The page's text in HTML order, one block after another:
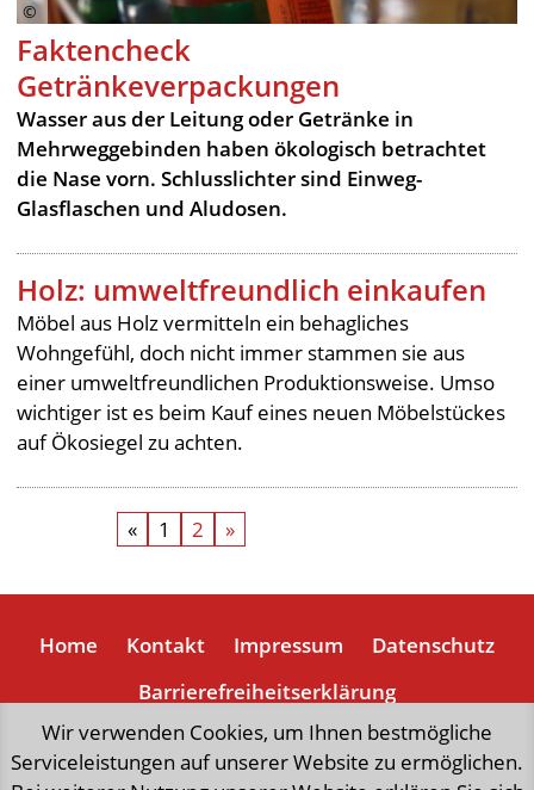
Faktencheck
Getränkeverpackungen
Wasser aus der Leitung oder Getränke in
Mehrweggebinden haben ökologisch betrachtet
die Nase vorn. Schlusslichter sind Einweg-
Glasflaschen und Aludosen.
Holz: umweltfreundlich einkaufen
Möbel aus Holz vermitteln ein behagliches
Wohngefühl, doch nicht immer stammen sie aus
einer umweltfreundlichen Produktionsweise. Umso
wichtiger ist es beim Kauf eines neuen Möbelstückes
auf Ökosiegel zu achten.
« 1 2 »
Home Kontakt Impressum
Datenschutz
Barrierefreiheitserklärung
„natürlich weniger Mist“,eine Initiative der Stadt Wien,
Wir verwenden Cookies, um Ihnen bestmögliche
Serviceleistungen auf unserer Website zu ermöglichen.